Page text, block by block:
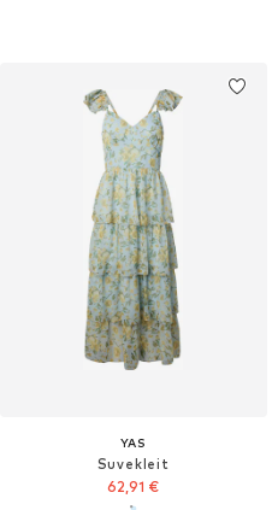
YAS
Suvekleit
62,91 €